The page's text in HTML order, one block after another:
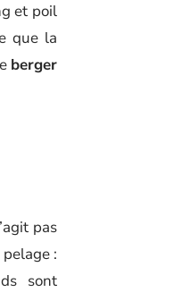
et poil
que la
berger
pas
:
sont